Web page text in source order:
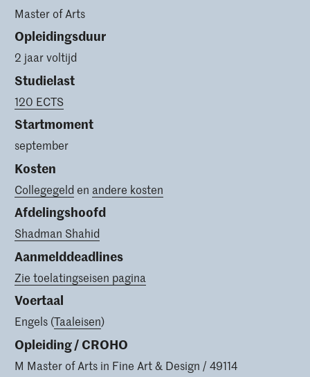
Master of Arts
Opleidingsduur
2 jaar voltijd
Studielast
120 ECTS
Startmoment
september
Kosten
Collegegelden andere kosten
Afdelingshoofd
Shadman Shahid
Aanmelddeadlines
Zie toelatingseisen pagina
Voertaal
Engels (Taaleisen)
Opleiding / CROHO
M Master of Arts in Fine Art & Design / 49114